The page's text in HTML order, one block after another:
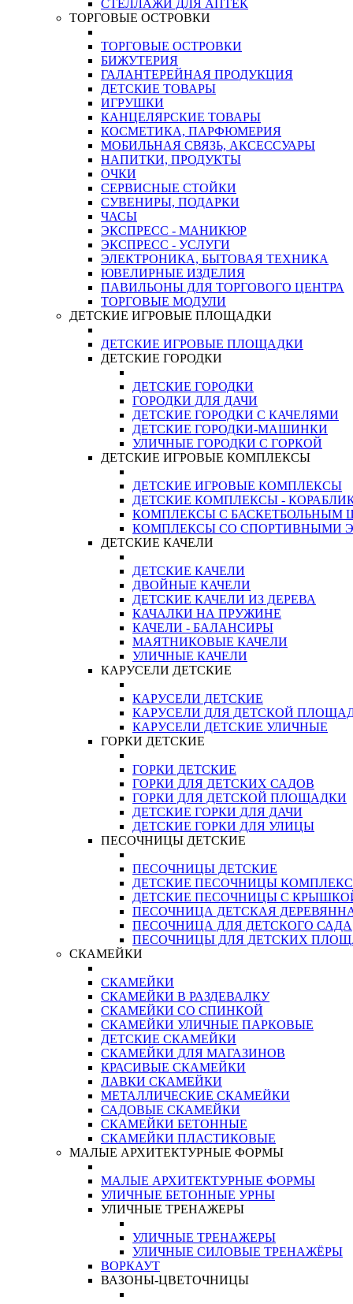
СТЕЛЛАЖИ ДЛЯ АПТЕК
ТОРГОВЫЕ ОСТРОВКИ
ТОРГОВЫЕ ОСТРОВКИ
БИЖУТЕРИЯ
ГАЛАНТЕРЕЙНАЯ ПРОДУКЦИЯ
ДЕТСКИЕ ТОВАРЫ
ИГРУШКИ
КАНЦЕЛЯРСКИЕ ТОВАРЫ
КОСМЕТИКА, ПАРФЮМЕРИЯ
МОБИЛЬНАЯ СВЯЗЬ, АКСЕССУАРЫ
НАПИТКИ, ПРОДУКТЫ
ОЧКИ
СЕРВИСНЫЕ СТОЙКИ
СУВЕНИРЫ, ПОДАРКИ
ЧАСЫ
ЭКСПРЕСС - МАНИКЮР
ЭКСПРЕСС - УСЛУГИ
ЭЛЕКТРОНИКА, БЫТОВАЯ ТЕХНИКА
ЮВЕЛИРНЫЕ ИЗДЕЛИЯ
ПАВИЛЬОНЫ ДЛЯ ТОРГОВОГО ЦЕНТРА
ТОРГОВЫЕ МОДУЛИ
ДЕТСКИЕ ИГРОВЫЕ ПЛОЩАДКИ
ДЕТСКИЕ ИГРОВЫЕ ПЛОЩАДКИ
ДЕТСКИЕ ГОРОДКИ
ДЕТСКИЕ ГОРОДКИ
ГОРОДКИ ДЛЯ ДАЧИ
ДЕТСКИЕ ГОРОДКИ С КАЧЕЛЯМИ
ДЕТСКИЕ ГОРОДКИ-МАШИНКИ
УЛИЧНЫЕ ГОРОДКИ С ГОРКОЙ
ДЕТСКИЕ ИГРОВЫЕ КОМПЛЕКСЫ
ДЕТСКИЕ ИГРОВЫЕ КОМПЛЕКСЫ
ДЕТСКИЕ КОМПЛЕКСЫ -
КОМПЛЕКСЫ С БАСКЕТБОЛЬНЫМ
КОМПЛЕКСЫ СО СПОРТИВНЫМИ
ДЕТСКИЕ КАЧЕЛИ
ДЕТСКИЕ КАЧЕЛИ
ДВОЙНЫЕ КАЧЕЛИ
ДЕТСКИЕ КАЧЕЛИ ИЗ ДЕРЕВА
КАЧАЛКИ НА ПРУЖИНЕ
КАЧЕЛИ - БАЛАНСИРЫ
МАЯТНИКОВЫЕ КАЧЕЛИ
УЛИЧНЫЕ КАЧЕЛИ
КАРУСЕЛИ ДЕТСКИЕ
КАРУСЕЛИ ДЕТСКИЕ
КАРУСЕЛИ ДЛЯ ДЕТСКОЙ
КАРУСЕЛИ ДЕТСКИЕ УЛИЧНЫЕ
ГОРКИ ДЕТСКИЕ
ГОРКИ ДЕТСКИЕ
ГОРКИ ДЛЯ ДЕТСКИХ САДОВ
ГОРКИ ДЛЯ ДЕТСКОЙ ПЛОЩАДКИ
ДЕТСКИЕ ГОРКИ ДЛЯ ДАЧИ
ДЕТСКИЕ ГОРКИ ДЛЯ УЛИЦЫ
ПЕСОЧНИЦЫ ДЕТСКИЕ
ПЕСОЧНИЦЫ ДЕТСКИЕ
ДЕТСКИЕ ПЕСОЧНИЦЫ
ДЕТСКИЕ ПЕСОЧНИЦЫ С
ПЕСОЧНИЦА ДЕТСКАЯ
ПЕСОЧНИЦА ДЛЯ ДЕТСКОГО САДА
ПЕСОЧНИЦЫ ДЛЯ ДЕТСКИХ
СКАМЕЙКИ
СКАМЕЙКИ
СКАМЕЙКИ В РАЗДЕВАЛКУ
СКАМЕЙКИ СО СПИНКОЙ
СКАМЕЙКИ УЛИЧНЫЕ ПАРКОВЫЕ
ДЕТСКИЕ СКАМЕЙКИ
СКАМЕЙКИ ДЛЯ МАГАЗИНОВ
КРАСИВЫЕ СКАМЕЙКИ
ЛАВКИ СКАМЕЙКИ
МЕТАЛЛИЧЕСКИЕ СКАМЕЙКИ
САДОВЫЕ СКАМЕЙКИ
СКАМЕЙКИ БЕТОННЫЕ
СКАМЕЙКИ ПЛАСТИКОВЫЕ
МАЛЫЕ АРХИТЕКТУРНЫЕ ФОРМЫ
МАЛЫЕ АРХИТЕКТУРНЫЕ ФОРМЫ
УЛИЧНЫЕ БЕТОННЫЕ УРНЫ
УЛИЧНЫЕ ТРЕНАЖЕРЫ
УЛИЧНЫЕ ТРЕНАЖЕРЫ
УЛИЧНЫЕ СИЛОВЫЕ ТРЕНАЖЁРЫ
ВОРКАУТ
ВАЗОНЫ-ЦВЕТОЧНИЦЫ